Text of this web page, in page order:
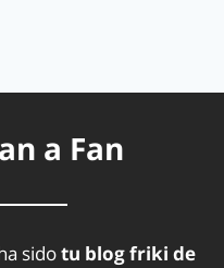
a Fan
sidotu blog friki de